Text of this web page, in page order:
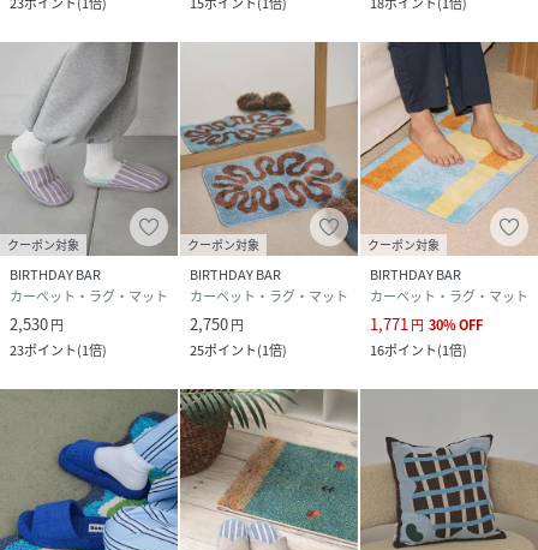
クーポン対象
BIRTHDAY BAR
カーペット・ラグ・マット
2,530円
23ポイント(1倍)
クーポン対象
BIRTHDAY BAR
カーペット・ラグ・マット
2,750円
25ポイント(1倍)
クーポン対象
BIRTHDAY BAR
カーペット・ラグ・マット
1,771円 30%OFF
16ポイント(1倍)